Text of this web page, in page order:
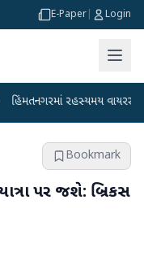
E-Paper Login
રહસ્યમય વાયરસ કે ચાંદીપુરા?
Bookmark
પર જશે: બ્રિકસ